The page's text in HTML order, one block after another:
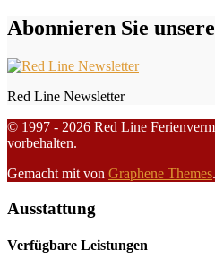
Abonnieren Sie
Red Line Newsletter
© 1997 - 2026 Red Line
vorbehalten.
Gemacht mit von Graphene Themes.
Ausstattung
Verfügbare Leistungen